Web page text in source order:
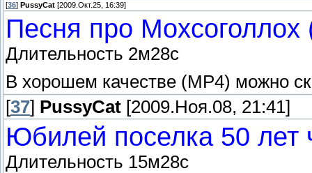
[36] PussyCat [2009.Окт.25, 16:39]
Песня про Мохсоголлох
Длительность 2м28с
В хорошем качестве (MP4) можно
[37] PussyCat [2009.Ноя.08, 21:41]
Юбилей поселка 50 лет
Длительность 15м28с